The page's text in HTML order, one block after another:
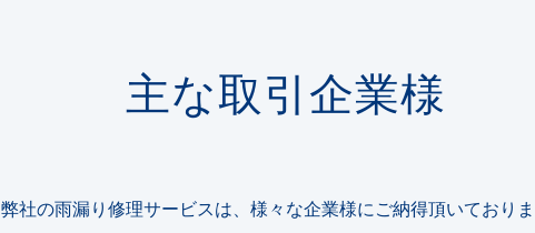
主な取引企業様
弊社の雨漏り修理サービスは、様々な企業様にご納得頂いており